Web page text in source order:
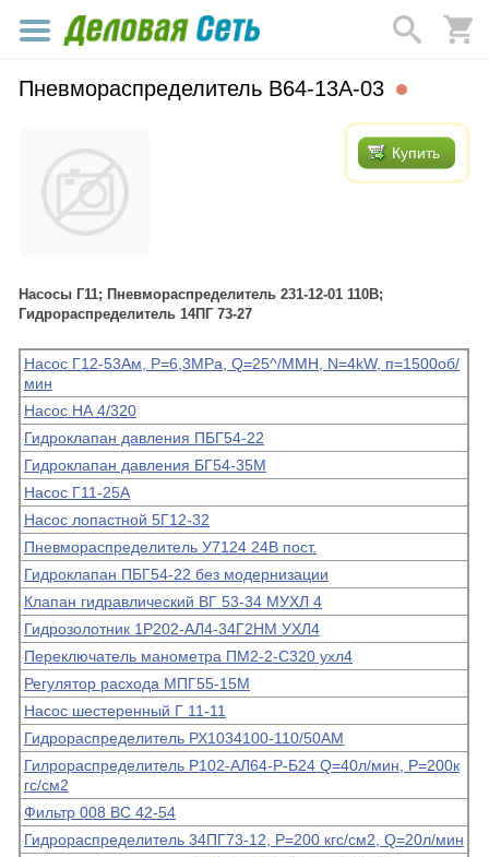
Пневмораспределитель В64-13А-03
Купить
Насосы Г11; Пневмораспределитель 231-12-01 110В;
Гидрораспределитель 14ПГ 73-27
Насос Г12-53Ам, Р=6,3МРа, Q=25^/MMH, N=4kW, п=1500об/
мин
Насос НА 4/320
Гидроклапан давления ПБГ54-22
Гидроклапан давления БГ54-35М
Насос Г11-25А
Насос лопастной 5Г12-32
Пневмораспределитель У7124 24В пост.
Гидроклапан ПБГ54-22 без модернизации
Клапан гидравлический ВГ 53-34 МУХЛ 4
Гидрозолотник 1Р202-АЛ4-34Г2НМ УХЛ4
Переключатель манометра ПМ2-2-С320 ухл4
Регулятор расхода МПГ55-15М
Насос шестеренный Г 11-11
Гидрораспределитель РХ1034100-110/50АМ
Гилрораспределитель Р102-АЛ64-Р-Б24 Q=40л/мин, Р=200к
гс/см2
Фильтр 008 ВС 42-54
Гидрораспределитель 34ПГ73-12, Р=200 кгс/см2, Q=20л/мин